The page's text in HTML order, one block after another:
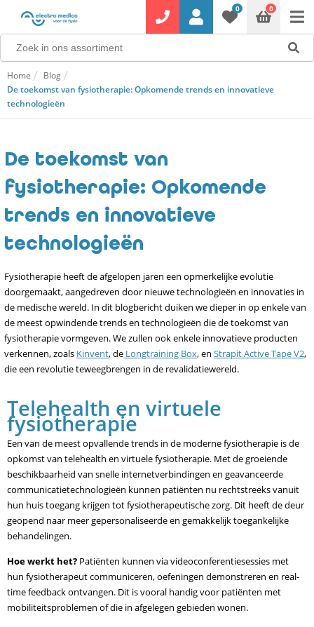
0 0
Home
Blog
De toekomst van fysiotherapie: Opkomende trends en innovatieve
technologieën
De toekomst van
fysiotherapie: Opkomende
trends en innovatieve
technologieën
Fysiotherapie heeft de afgelopen jaren een opmerkelijke evolutie
doorgemaakt, aangedreven door nieuwe technologieën en innovaties in
de medische wereld. In dit blogbericht duiken we dieper in op enkele van
de meest opwindende trends en technologieën die de toekomst van
fysiotherapie vormgeven. We zullen ook enkele innovatieve producten
verkennen, zoals Kinvent, de Longtraining Box, en Strapit Active Tape V2,
die een revolutie teweegbrengen in de revalidatiewereld.
Telehealth en virtuele
fysiotherapie
Een van de meest opvallende trends in de moderne fysiotherapie is de
opkomst van telehealth en virtuele fysiotherapie. Met de groeiende
beschikbaarheid van snelle internetverbindingen en geavanceerde
communicatietechnologieën kunnen patiënten nu rechtstreeks vanuit
hun huis toegang krijgen tot fysiotherapeutische zorg. Dit heeft de deur
geopend naar meer gepersonaliseerde en gemakkelijk toegankelijke
behandelingen.
Hoe werkt het? Patiënten kunnen via videoconferentiesessies met
hun fysiotherapeut communiceren, oefeningen demonstreren en real-
time feedback ontvangen. Dit is vooral handig voor patiënten met
mobiliteitsproblemen of die in afgelegen gebieden wonen.